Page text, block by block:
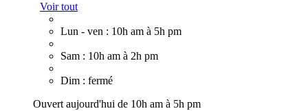
Voir tout
Lun - ven : 10h am à 5h pm
Sam : 10h am à 2h pm
Dim : fermé
Ouvert aujourd'hui de 10h am à 5h pm